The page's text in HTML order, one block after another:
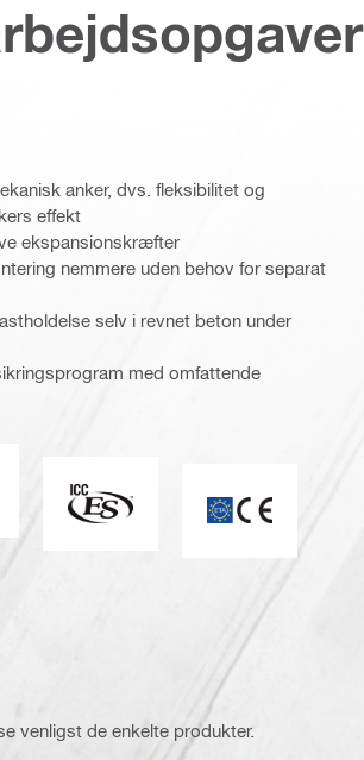
anker, dvs. fleksibilitet og
effekt
ekspansionskræfter
nemmere uden behov for separat
selv i revnet beton under
med omfattende
venligst de enkelte produkter.